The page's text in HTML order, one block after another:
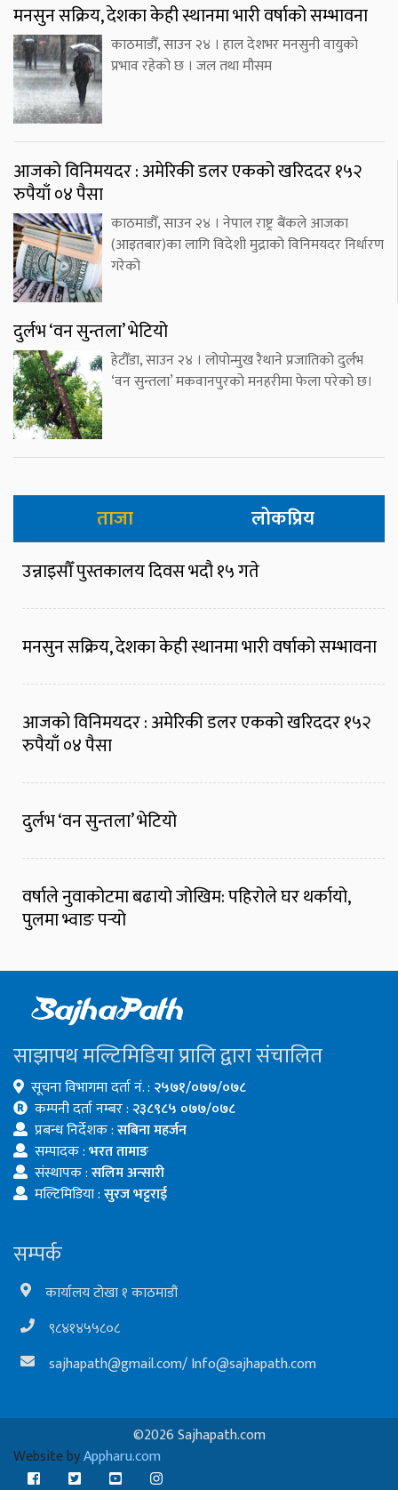
मनसुन सक्रिय, देशका केही स्थानमा भारी वर्षाको सम्भावना
काठमाडौँ, साउन २४ । हाल देशभर मनसुनी वायुको
प्रभाव रहेको छ । जल तथा मौसम
आजको विनिमयदर : अमेरिकी डलर एकको खरिददर १५२
रुपैयाँ ०४ पैसा
काठमाडौँ, साउन २४ । नेपाल राष्ट्र बैंकले आजका
(आइतबार)का लागि विदेशी मुद्राको विनिमयदर निर्धारण
गरेको
दुर्लभ ‘वन सुन्तला’ भेटियो
हेटौँडा, साउन २४ । लोपोन्मुख रैथाने प्रजातिको दुर्लभ
‘वन सुन्तला’ मकवानपुरको मनहरीमा फेला परेको छ।
ताजा लोकप्रिय
उन्नाइसौँ पुस्तकालय दिवस भदौ १५ गते
मनसुन सक्रिय, देशका केही स्थानमा भारी वर्षाको सम्भावना
आजको विनिमयदर : अमेरिकी डलर एकको खरिददर १५२
रुपैयाँ ०४ पैसा
दुर्लभ ‘वन सुन्तला’ भेटियो
वर्षाले नुवाकोटमा बढायो जोखिम: पहिरोले घर थर्कायो,
पुलमा भ्वाङ पर्‍यो
साझापथ मल्टिमिडिया प्रालि द्वारा संचालित
सूचना विभागमा दर्ता नं. : २५७१/०७७/०७८
कम्पनी दर्ता नम्बर : २३८९८५ ०७७/०७८
प्रबन्ध निर्देशक :सबिना महर्जन
सम्पादक :भरत तामाङ
संस्थापक :सलिम अन्सारी
मल्टिमिडिया :सुरज भट्टराई
सम्पर्क
कार्यालय टोखा १ काठमाडौं
९८४१४५५८०८
sajhapath@gmail.com/Info@sajhapath.com
©2026 Sajhapath.com
Website byAppharu.com